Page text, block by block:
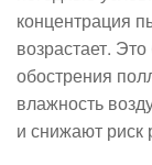
концентрация
возрастает.
обострения
влажность
и снижают риск